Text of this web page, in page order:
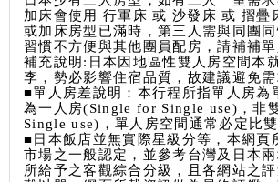
加床會使用 行軍床 或 沙發床 或 摺疊
或加床房型已滿時，第三人需與同團
習慣不方便與其他團員配房，請補補單
補充說明:日本因地區性雙人房空間本
李，勢必影響住宿品質，故建議避免
■單人房差說明：本行程所指單人房為
為一人房(Single for Single use)，非
Single use)，單人房空間通常必定比雙
■日本飯店並無實際星級分等，本網頁
市場之一般認定，並參考台灣及日本
所給予之客觀綜合分級，且各網站之